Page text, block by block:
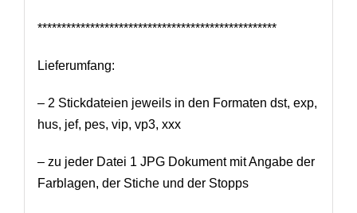
**************************************************
Lieferumfang:
– 2 Stickdateien jeweils in den Formaten dst, exp,
hus, jef, pes, vip, vp3, xxx
– zu jeder Datei 1 JPG Dokument mit Angabe der
Farblagen, der Stiche und der Stopps